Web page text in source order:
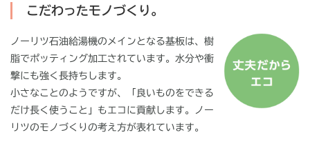
こだわったモノづくり。
ノーリツ石油給湯機のメインとなる基板は、樹
脂でポッティング加工されています。水分や衝
撃にも強く長持ちします。
小さなことのようですが、「良いものをできる
だけ長く使うこと」もエコに貢献します。ノー
リツのモノづくりの考え方が表れています。